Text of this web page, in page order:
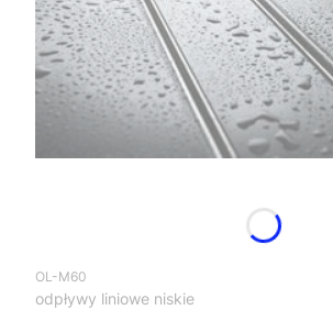
OL-M60
odpływy liniowe niskie